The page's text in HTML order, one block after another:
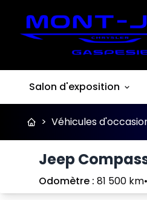
Salon d'exposition
> Véhicules
Jeep
Odomètre : 81 500 km•
Lire